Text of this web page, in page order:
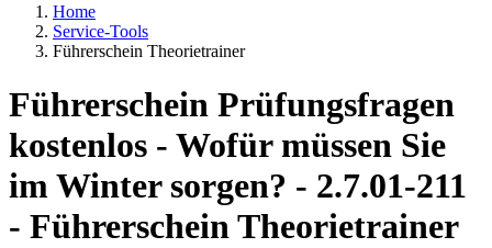
Home
Service-Tools
Führerschein Theorietrainer
Führerschein Prüfungsfragen
kostenlos - Wofür müssen Sie
im Winter sorgen? - 2.7.01-211
- Führerschein Theorietrainer